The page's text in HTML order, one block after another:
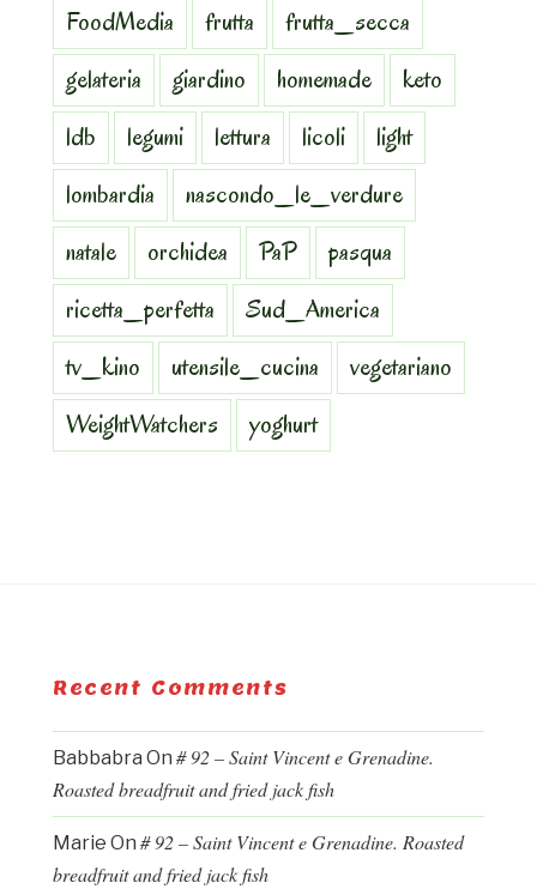
FoodMedia
frutta
frutta_secca
gelateria
giardino homemade
keto
ldb
legumi lettura licoli
light
lombardia
nascondo_le_verdure
natale
orchidea PaP
pasqua
ricetta_perfetta
Sud_America
tv_kino
utensile_cucina
vegetariano
WeightWatchers
yoghurt
Recent Comments
Babbabra On # 92 – Saint Vincent e Grenadine.
Roasted breadfruit and fried jack fish
Marie On # 92 – Saint Vincent e Grenadine. Roasted
breadfruit and fried jack fish